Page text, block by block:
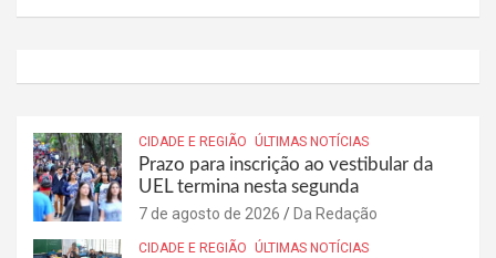
CIDADE E REGIÃO ÚLTIMAS NOTÍCIAS
Prazo para inscrição ao vestibular da
UEL termina nesta segunda
7 de agosto de 2026 Da Redação
CIDADE E REGIÃO ÚLTIMAS NOTÍCIAS